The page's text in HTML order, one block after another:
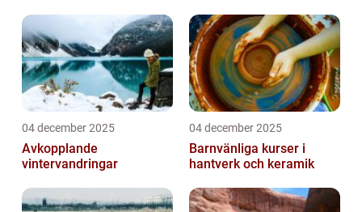
04 december 2025
Avkopplande
vintervandringar
04 december 2025
Barnvänliga kurser i
hantverk och keramik